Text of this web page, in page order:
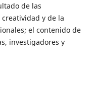
de las
y de la
el contenido de
investigadores y